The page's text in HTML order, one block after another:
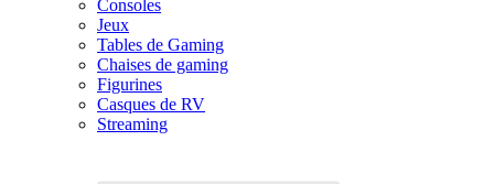
Consoles
Jeux
Tables de Gaming
Chaises de gaming
Figurines
Casques de RV
Streaming